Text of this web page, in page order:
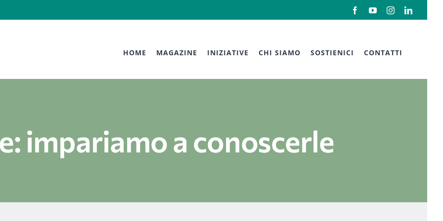
FacebookYouTubeInstagramLinkedIn
HOME MAGAZINE INIZIATIVE CHI SIAMO SOSTIENICI CONTATTI
impariamo a conoscerle